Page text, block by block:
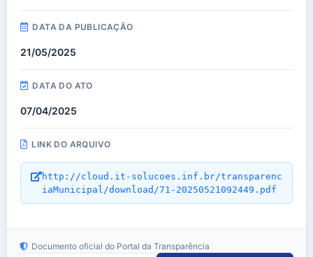
DATA DA PUBLICAÇÃO
21/05/2025
DATA DO ATO
07/04/2025
LINK DO ARQUIVO
http://cloud.it-solucoes.inf.br/transparenc
iaMunicipal/download/71-20250521092449.pdf
Documento oficial do Portal da Transparência